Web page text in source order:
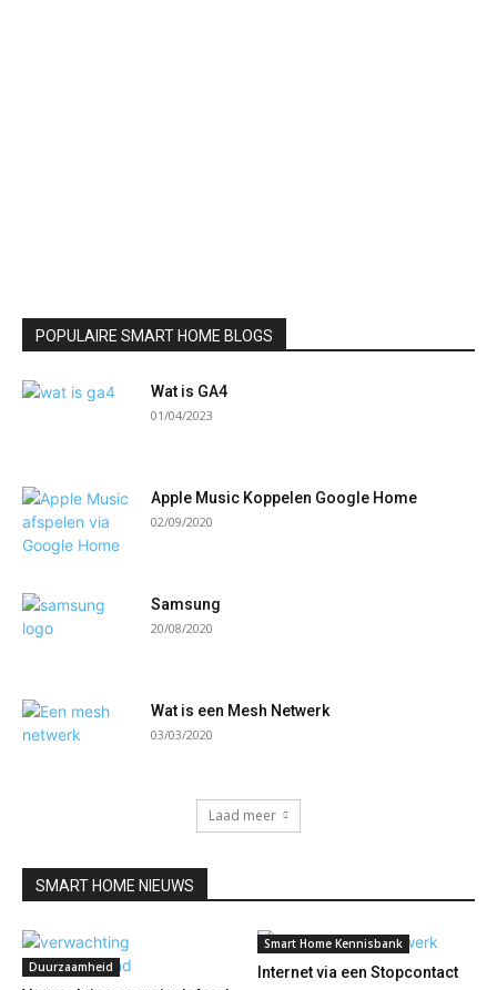
POPULAIRE SMART HOME BLOGS
Wat is GA4
01/04/2023
Apple Music Koppelen Google Home
02/09/2020
Samsung
20/08/2020
Wat is een Mesh Netwerk
03/03/2020
Laad meer
SMART HOME NIEUWS
Duurzaamheid
Smart Home Kennisbank
Internet via een Stopcontact